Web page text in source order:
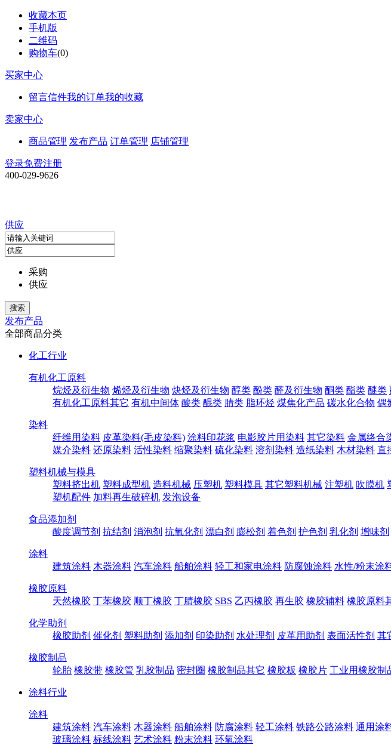
收藏本页
手机版
二维码
购物车(0)
买家中心
留言信件我的订单我的收藏
卖家中心
商品管理 发布产品 订单管理 店铺管理
登录免费注册
400-029-9626
供应
采购
供应
发布产品
全部商品分类
化工行业
有机化工原料
烷烃及衍生物 烯烃及衍生物 炔烃及衍生物 醇类 酚类 醛及衍生物 酮类 酯类 醚类
有机化工原料其它 有机中间体 酸类 醌类 腈类 脂环烃 煤焦化产品 碳水化合物 偶
染料
纤维用染料 皮革染料(毛皮染料) 涂料印花浆 电影胶片用染料 其它染料 金属络合
媒介染料 还原染料 活性染料 缩聚染料 硫化染料 溶剂染料 造纸染料 木材染料 直
塑料机械与模具
塑料挤出机 塑料成型机 造料机械 压塑机 塑料模具 其它塑料机械 注塑机 吹膜机
塑机配件 加料再生破碎机 发泡设备
食品添加剂
酸度调节剂 抗结剂 消泡剂 抗氧化剂 漂白剂 膨松剂 着色剂 护色剂 乳化剂 增味剂
涂料
建筑涂料 木器涂料 汽车涂料 船舶涂料 轻工和家电涂料 防腐蚀涂料 水性/粉末涂
橡胶原料
天然橡胶 丁苯橡胶 顺丁橡胶 丁腈橡胶 SBS 乙丙橡胶 再生胶 橡胶辅料 橡胶原料
化学助剂
橡胶助剂 催化剂 塑料助剂 添加剂 印染助剂 水处理剂 皮革用助剂 表面活性剂 其
橡胶制品
轮胎 橡胶带 橡胶管 乳胶制品 密封圈 橡胶制品其它 橡胶板 橡胶片 工业用橡胶制
涂料行业
涂料
建筑涂料 汽车涂料 木器涂料 船舶涂料 防腐涂料 轻工涂料 铁路公路涂料 通用涂
玻璃涂料 标线涂料 艺术涂料 粉末涂料 环氧涂料